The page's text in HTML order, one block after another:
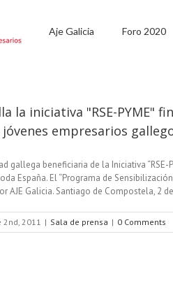
Aje Galicia Foro 2020
la iniciativa "RSE-
empresarios
gallega beneficiaria de la Iniciativa
España. El “Programa de
AJE Galicia. Santiago de Compostela, 2
2nd, 2011 | Sala de prensa | 0 Comments